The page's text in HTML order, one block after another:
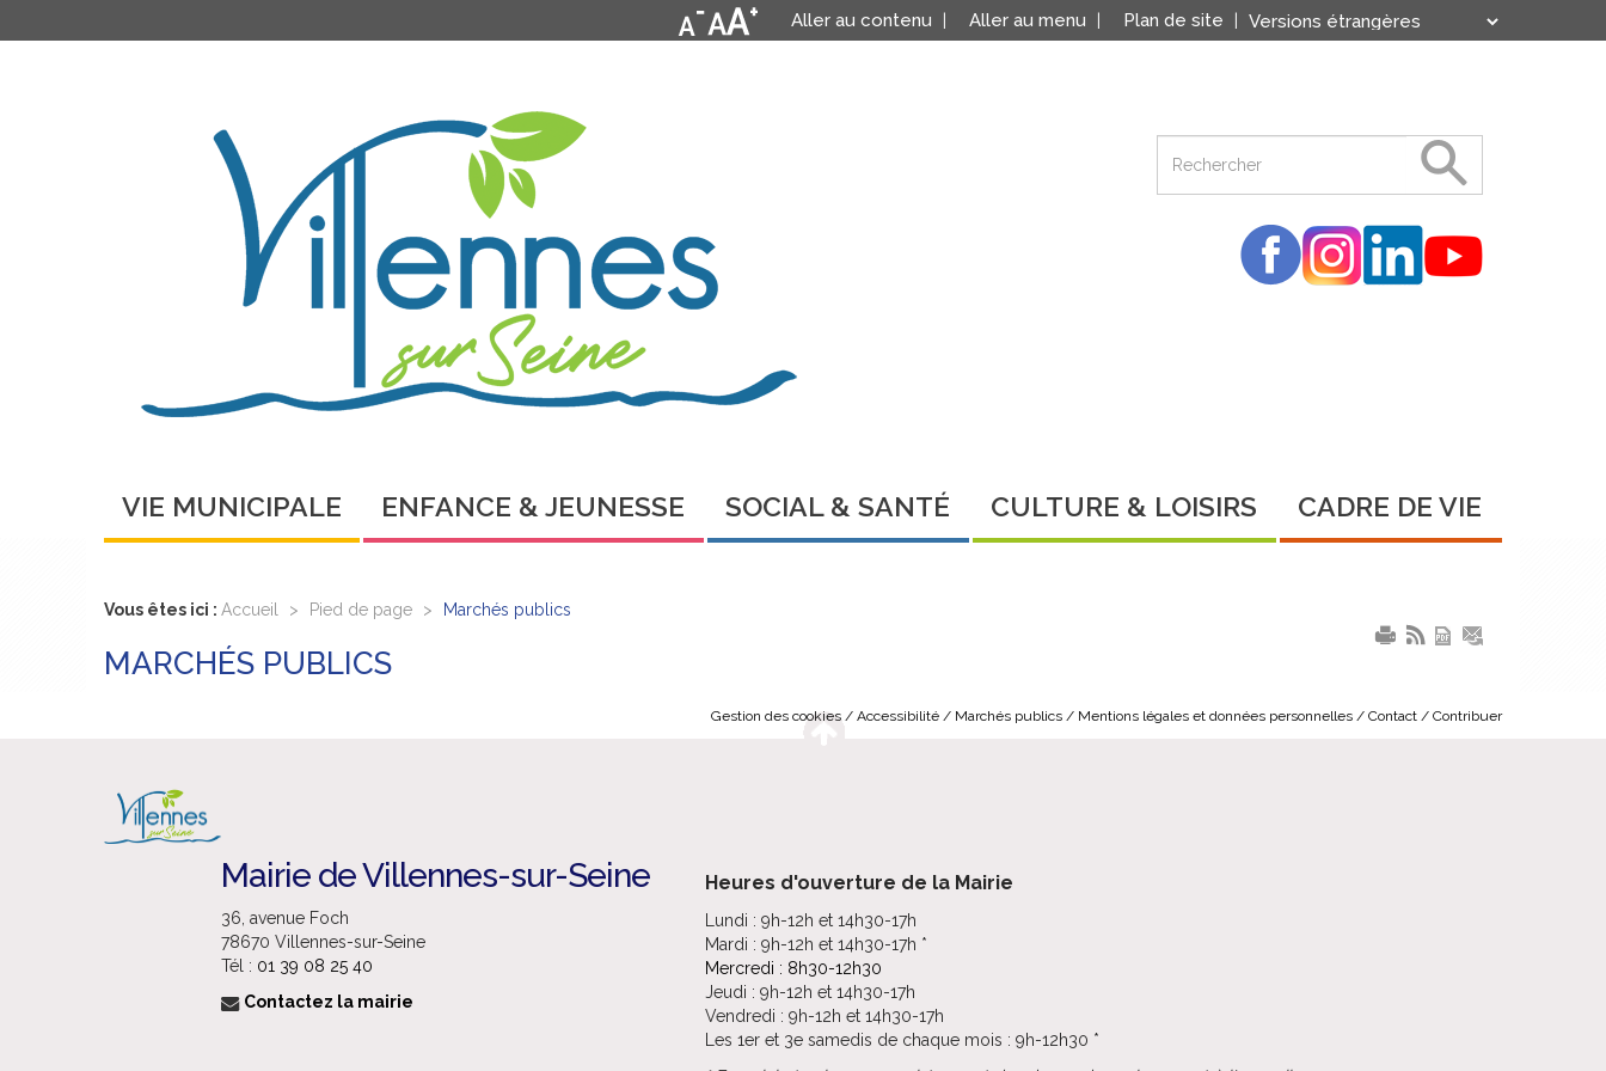
Aller au contenu Aller au menu Plan de site
VIE MUNICIPALE ENFANCE & JEUNESSE SOCIAL & SANTÉ CULTURE & LOISIRS CADRE DE VIE
Vous êtes ici : Accueil > Pied de page > Marchés publics
MARCHÉS PUBLICS
Gestion des cookies Accessibilité Marchés publics Mentions légales et données personnelles Contact Contribuer
Mairie de Villennes-sur-Seine
36, avenue Foch
78670 Villennes-sur-Seine
Tél : 01 39 08 25 40
Contactez la mairie
Heures d'ouverture de la Mairie
Lundi : 9h-12h et 14h30-17h
Mardi : 9h-12h et 14h30-17h *
Mercredi : 8h30-12h30
Jeudi : 9h-12h et 14h30-17h
Vendredi : 9h-12h et 14h30-17h
Les 1er et 3e samedis de chaque mois : 9h-12h30 *